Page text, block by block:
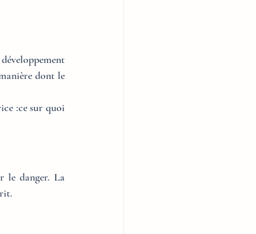
dont le
:ce sur quoi
le danger. La